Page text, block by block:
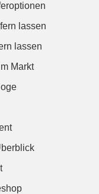
lassen
lassen
Markt